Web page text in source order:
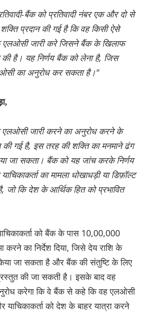
बैंक को प्रतिवादी नंबर एक और दो से
प्रदान की गई है कि वह किसी ऐसे
एलओसी जारी करे जिसने बैंक के खिलाफ
है। यह निर्णय बैंक को लेना है, जिस
का अनुरोध कर सकता है।"
एलओसी जारी करने का अनुरोध करने के
की गई है, इस तरह की शक्ति का मनमाने ढंग
जा सकता। बैंक को यह जांच करके निर्णय
का मामला धोखाधड़ी या डिफ़ॉल्ट
जो कि देश के आर्थिक हित को प्रभावित
को बैंक के पास 10,00,000
करने का निर्देश दिया, जिसे देय राशि के
जा सकता है और बैंक की संतुष्टि के लिए
की जा सकती है। इसके बाद वह
करेगा कि वे बैंक से कहे कि वह एलओसी
को देश के बाहर यात्रा करने